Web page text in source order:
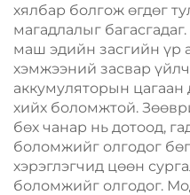
хялбар болгож өгдөг
магадлалыг
маш эдийн засгийн үр
хэмжээний засвар
аккумуляторын
хийх боломжтой.
бөх чанар нь дотоод,
боломжийг олгодог
хэрэглэгчид цөөн
боломжийг олгодог.